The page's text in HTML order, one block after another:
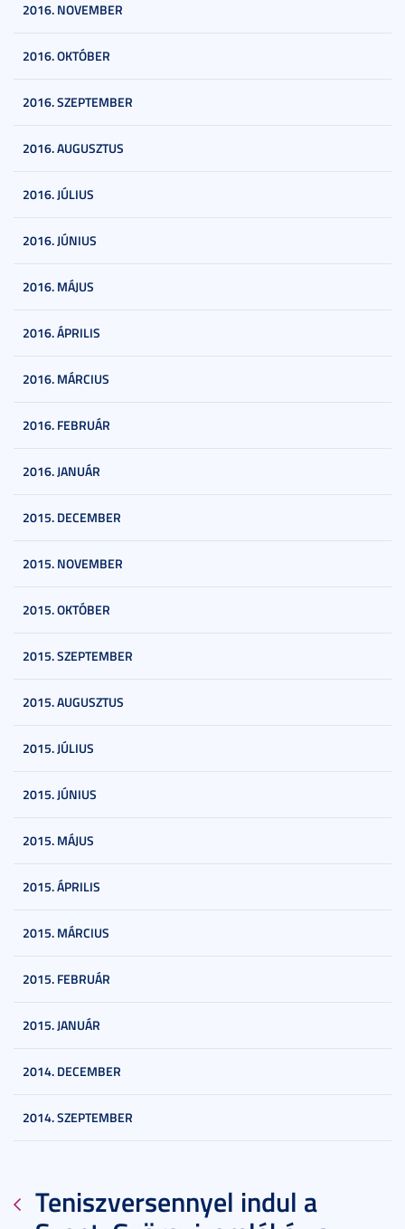
2016. NOVEMBER
2016. OKTÓBER
2016. SZEPTEMBER
2016. AUGUSZTUS
2016. JÚLIUS
2016. JÚNIUS
2016. MÁJUS
2016. ÁPRILIS
2016. MÁRCIUS
2016. FEBRUÁR
2016. JANUÁR
2015. DECEMBER
2015. NOVEMBER
2015. OKTÓBER
2015. SZEPTEMBER
2015. AUGUSZTUS
2015. JÚLIUS
2015. JÚNIUS
2015. MÁJUS
2015. ÁPRILIS
2015. MÁRCIUS
2015. FEBRUÁR
2015. JANUÁR
2014. DECEMBER
2014. SZEPTEMBER
Teniszversennyel indul a